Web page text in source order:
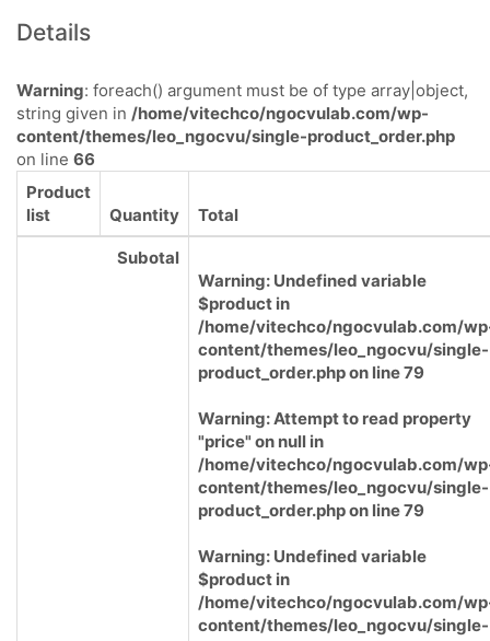
Details
Warning: foreach() argument must be of type array|object,
string given in /home/vitechco/ngocvulab.com/wp-
content/themes/leo_ngocvu/single-product_order.php
on line 66
Product
list
Quantity Total
Subotal
Warning: Undefined variable
$product in
/home/vitechco/ngocvulab.com/
content/themes/leo_ngocvu/single-
product_order.phpon line79
Warning: Attempt to read property
"price" on null in
/home/vitechco/ngocvulab.com/
content/themes/leo_ngocvu/single-
product_order.phpon line79
Warning: Undefined variable
$product in
/home/vitechco/ngocvulab.com/
content/themes/leo_ngocvu/single-